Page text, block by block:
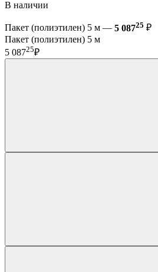
В наличии
Пакет (полиэтилен) 5 м — 5 08725 ₽
Пакет (полиэтилен) 5 м
5 08725₽